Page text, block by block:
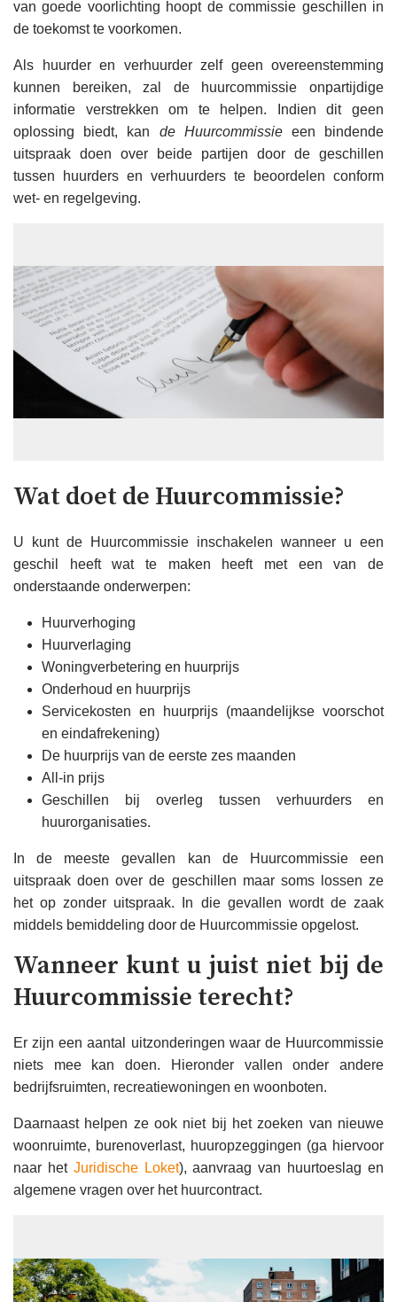
van goede voorlichting hoopt de commissie geschillen in
de toekomst te voorkomen.
Als huurder en verhuurder zelf geen overeenstemming
kunnen bereiken, zal de huurcommissie onpartijdige
informatie verstrekken om te helpen. Indien dit geen
oplossing biedt, kan de Huurcommissieeen bindende
uitspraak doen over beide partijen door de geschillen
tussen huurders en verhuurders te beoordelen conform
wet- en regelgeving.
Wat doet de Huurcommissie?
U kunt de Huurcommissie inschakelen wanneer u een
geschil heeft wat te maken heeft met een van de
onderstaande onderwerpen:
Huurverhoging
Huurverlaging
Woningverbetering en huurprijs
Onderhoud en huurprijs
Servicekosten en huurprijs (maandelijkse voorschot
en eindafrekening)
De huurprijs van de eerste zes maanden
All-in prijs
Geschillen bij overleg tussen verhuurders en
huurorganisaties.
In de meeste gevallen kan de Huurcommissie een
uitspraak doen over de geschillen maar soms lossen ze
het op zonder uitspraak. In die gevallen wordt de zaak
middels bemiddeling door de Huurcommissie opgelost.
Wanneer kunt u juist niet bij de
Huurcommissie terecht?
Er zijn een aantal uitzonderingen waar de Huurcommissie
niets mee kan doen. Hieronder vallen onder andere
bedrijfsruimten, recreatiewoningen en woonboten.
Daarnaast helpen ze ook niet bij het zoeken van nieuwe
woonruimte, burenoverlast, huuropzeggingen (ga hiervoor
naar het Juridische Loket), aanvraag van huurtoeslag en
algemene vragen over het huurcontract.